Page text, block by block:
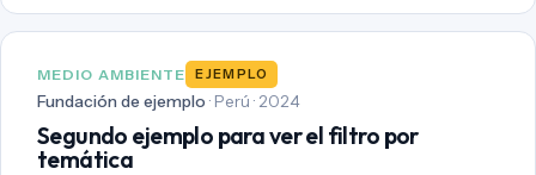
MEDIO AMBIENTE EJEMPLO
Fundación de ejemplo · Perú · 2024
Segundo ejemplo para ver el filtro por
temática